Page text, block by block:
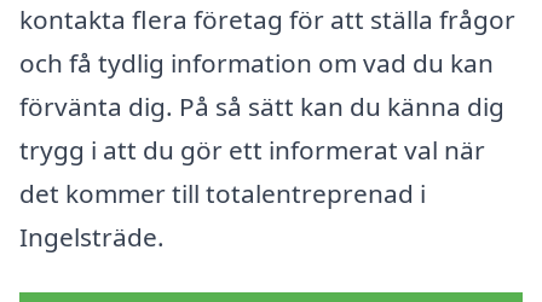
kontakta flera företag för att ställa frågor
och få tydlig information om vad du kan
förvänta dig. På så sätt kan du känna dig
trygg i att du gör ett informerat val när
det kommer till totalentreprenad i
Ingelsträde.